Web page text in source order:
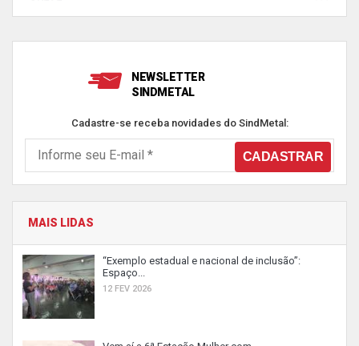
NEWSLETTER
SINDMETAL
Cadastre-se receba novidades do SindMetal:
MAIS LIDAS
“Exemplo estadual e nacional de inclusão”:
Espaço...
12 FEV 2026